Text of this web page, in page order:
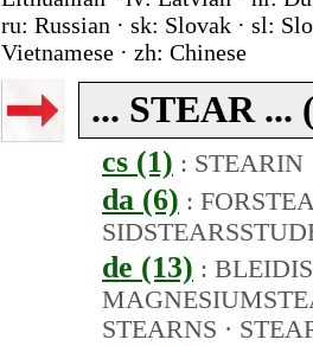
ru: Russian · sk: Slovak · sl:
Vietnamese · zh: Chinese
... STEAR ...
cs (1) : STEARIN
da (6) :
de (13) :
STEARNS ·